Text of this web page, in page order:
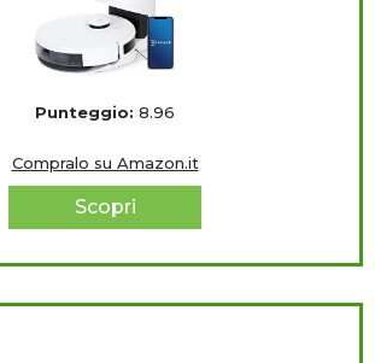
Punteggio: 8.96
Compralo su Amazon.it
Scopri